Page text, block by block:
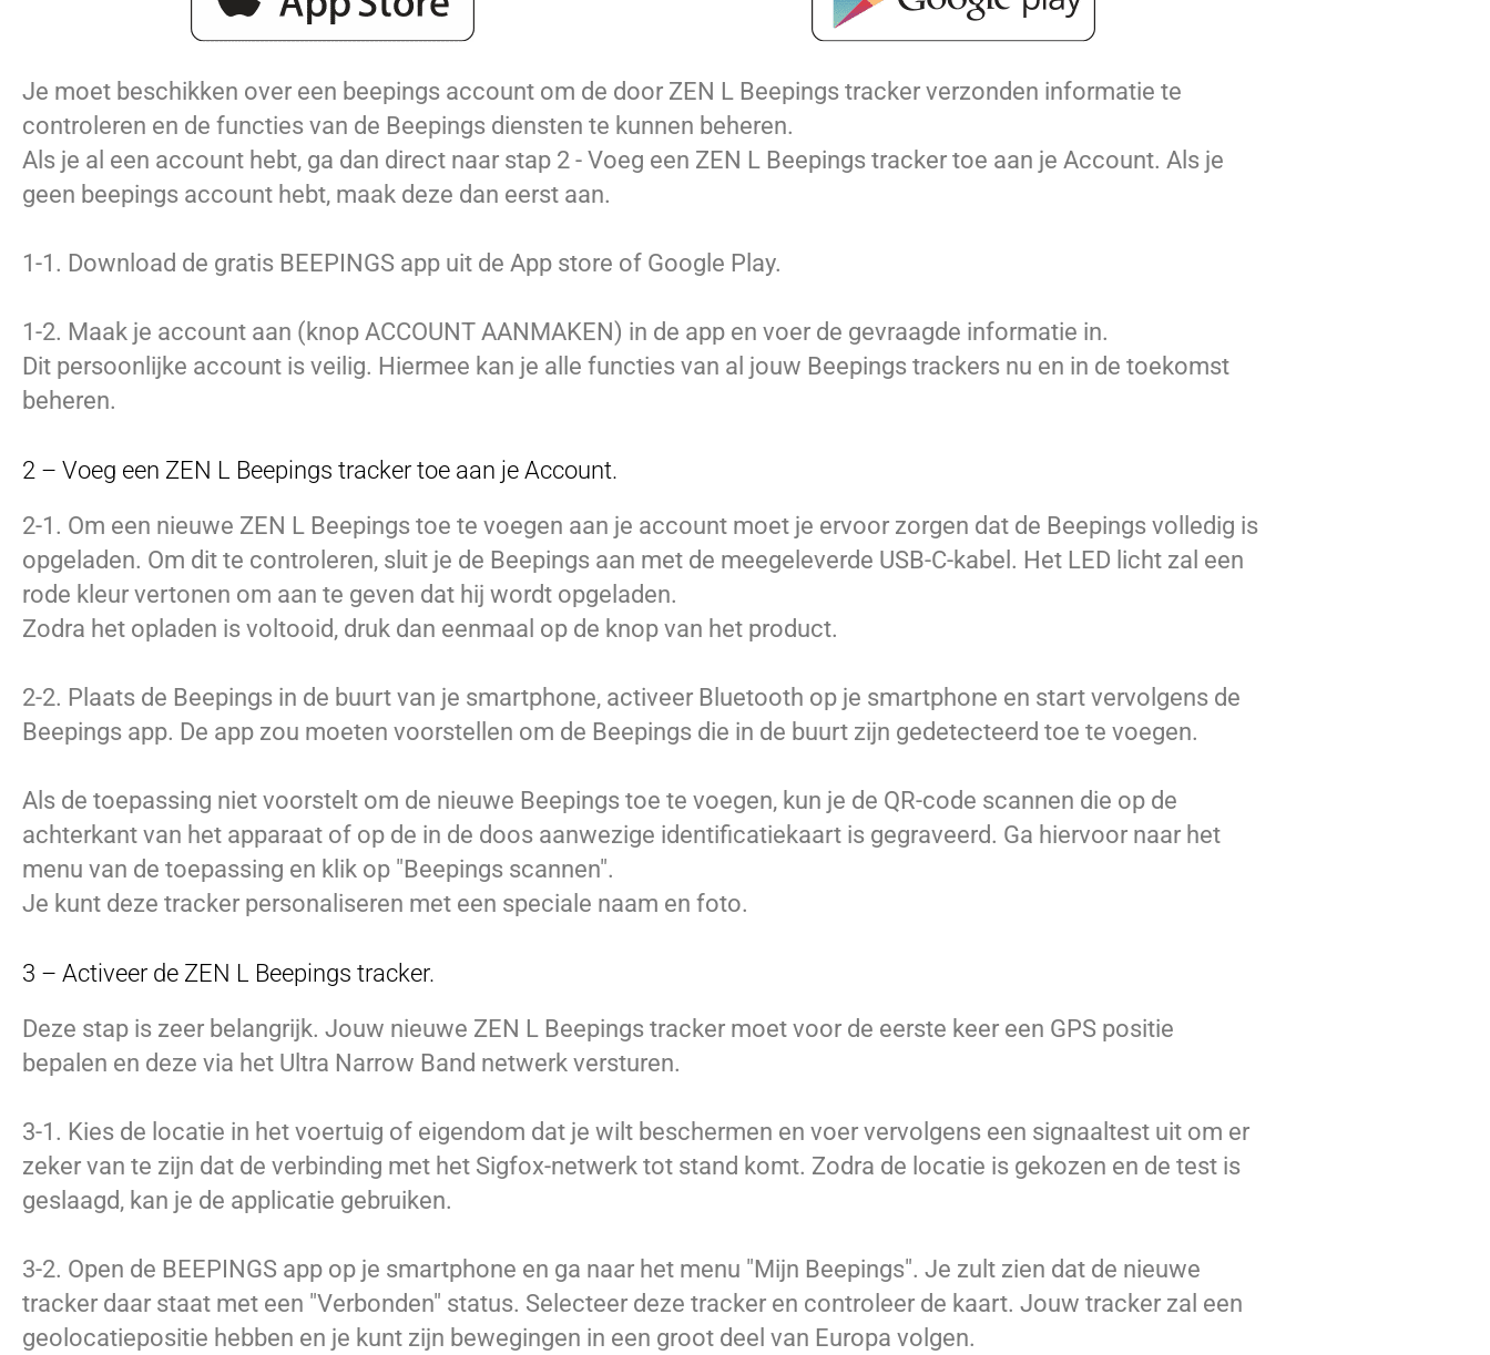
Je moet beschikken over een beepings account om de door ZEN L Beepings tracker verzonden informatie te
controleren en de functies van de Beepings diensten te kunnen beheren.
Als je al een account hebt, ga dan direct naar stap 2 - Voeg een ZEN L Beepings tracker toe aan je Account. Als je
geen beepings account hebt, maak deze dan eerst aan.
1-1. Download de gratis BEEPINGS app uit de App store of Google Play.
1-2. Maak je account aan (knop ACCOUNT AANMAKEN) in de app en voer de gevraagde informatie in.
Dit persoonlijke account is veilig. Hiermee kan je alle functies van al jouw Beepings trackers nu en in de toekomst
beheren.
2 – Voeg een ZEN L Beepings tracker toe aan je Account.
2-1. Om een nieuwe ZEN L Beepings toe te voegen aan je account moet je ervoor zorgen dat de Beepings volledig is
opgeladen. Om dit te controleren, sluit je de Beepings aan met de meegeleverde USB-C-kabel. Het LED licht zal een
rode kleur vertonen om aan te geven dat hij wordt opgeladen.
Zodra het opladen is voltooid, druk dan eenmaal op de knop van het product.
2-2. Plaats de Beepings in de buurt van je smartphone, activeer Bluetooth op je smartphone en start vervolgens de
Beepings app. De app zou moeten voorstellen om de Beepings die in de buurt zijn gedetecteerd toe te voegen.
Als de toepassing niet voorstelt om de nieuwe Beepings toe te voegen, kun je de QR-code scannen die op de
achterkant van het apparaat of op de in de doos aanwezige identificatiekaart is gegraveerd. Ga hiervoor naar het
menu van de toepassing en klik op "Beepings scannen".
Je kunt deze tracker personaliseren met een speciale naam en foto.
3 – Activeer de ZEN L Beepings tracker.
Deze stap is zeer belangrijk. Jouw nieuwe ZEN L Beepings tracker moet voor de eerste keer een GPS positie
bepalen en deze via het Ultra Narrow Band netwerk versturen.
3-1. Kies de locatie in het voertuig of eigendom dat je wilt beschermen en voer vervolgens een signaaltest uit om er
zeker van te zijn dat de verbinding met het Sigfox-netwerk tot stand komt. Zodra de locatie is gekozen en de test is
geslaagd, kan je de applicatie gebruiken.
3-2. Open de BEEPINGS app op je smartphone en ga naar het menu "Mijn Beepings". Je zult zien dat de nieuwe
tracker daar staat met een "Verbonden" status. Selecteer deze tracker en controleer de kaart. Jouw tracker zal een
geolocatiepositie hebben en je kunt zijn bewegingen in een groot deel van Europa volgen.